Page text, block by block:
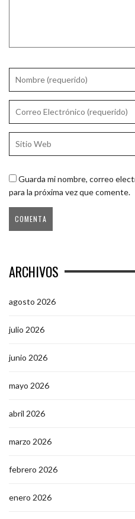
Guarda mi nombre, correo
para la próxima vez que comente.
ARCHIVOS
agosto 2026
julio 2026
junio 2026
mayo 2026
abril 2026
marzo 2026
febrero 2026
enero 2026